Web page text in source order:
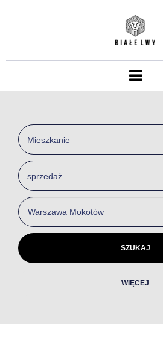
Mieszkanie
sprzedaż
WIĘCEJ